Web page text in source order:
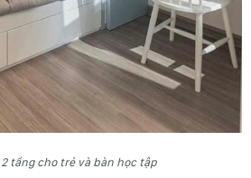
tầng cho trẻ và bàn học tập